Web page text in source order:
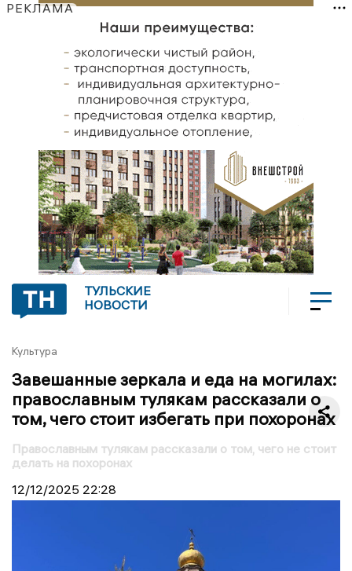
РЕКЛАМА
ТУЛЬСКИЕ
НОВОСТИ
Культура
Завешанные зеркала и еда на могилах:
православным тулякам рассказали о
том, чего стоит избегать при похоронах
Православным тулякам рассказали о том, чего не стоит
делать на похоронах
12/12/2025 22:28